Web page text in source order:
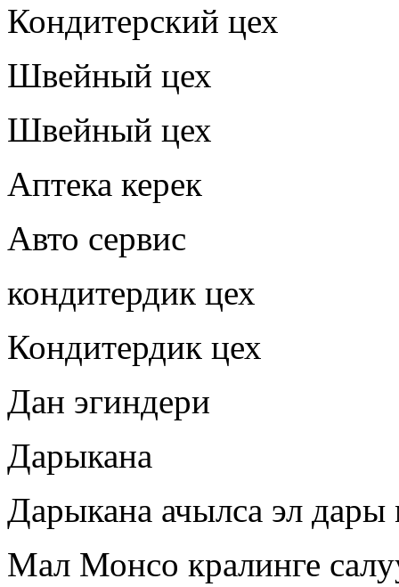
Кондитерский цех
Швейный цех
Швейный цех
Аптека керек
Авто сервис
кондитердик цех
Кондитердик цех
Дан эгиндери
Дарыкана
Дарыкана ачылса эл
Мал Монсо кралинге